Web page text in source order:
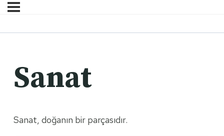
Sanat
Sanat, doğanın bir parçasıdır.